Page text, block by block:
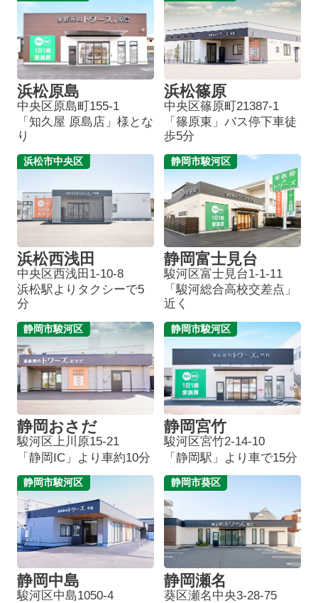
浜松原島
中央区原島町155-1
「知久屋 原島店」様とな
り
浜松篠原
中央区篠原町21387-1
「篠原東」バス停下車徒
歩5分
浜松市中央区
浜松西浅田
中央区西浅田1-10-8
浜松駅よりタクシーで5
分
静岡市駿河区
静岡富士見台
駿河区富士見台1-1-11
「駿河総合高校交差点」
近く
静岡市駿河区
静岡おさだ
駿河区上川原15-21
「静岡IC」より車約10分
静岡市駿河区
静岡宮竹
駿河区宮竹2-14-10
「静岡駅」より車で15分
静岡市駿河区
静岡中島
駿河区中島1050-4
静岡市葵区
静岡瀬名
葵区瀬名中央3-28-75